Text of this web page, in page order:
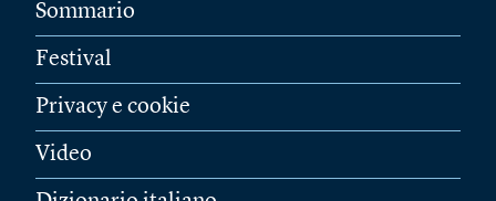
Sommario
Festival
Privacy e cookie
Video